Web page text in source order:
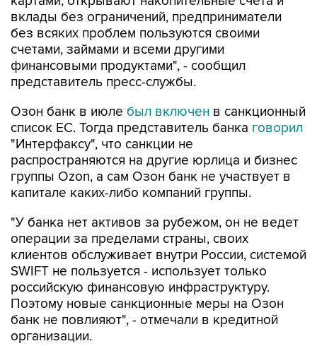
вклады без ограничений, предприниматели
без всяких проблем пользуются своими
счетами, займами и всеми другими
финансовыми продуктами", - сообщил
представитель пресс-службы.
Озон банк в июле был включен в санкционный
список ЕС. Тогда представитель банка говорил
"Интерфаксу", что санкции не
распространяются на другие юрлица и бизнес
группы Ozon, а сам Озон банк не участвует в
капитале каких-либо компаний группы.
"У банка нет активов за рубежом, он не ведет
операции за пределами страны, своих
клиентов обслуживает внутри России, системой
SWIFT не пользуется - использует только
российскую финансовую инфраструктуру.
Поэтому новые санкционные меры на Озон
банк не повлияют", - отмечали в кредитной
организации.